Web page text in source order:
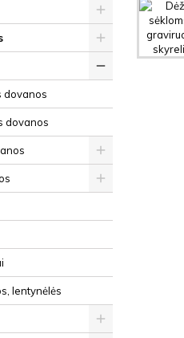
dovanos
dovanos
lentynėlės